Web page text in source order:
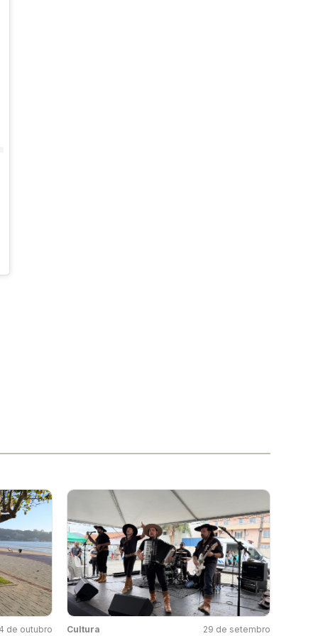
de outubro Cultura 29 de setembro